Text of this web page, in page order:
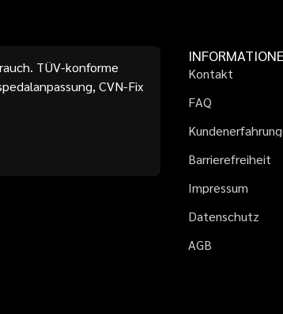
TÜV-konforme
CVN-Fix
Kontakt
FAQ
Kundenerfahrung
Barrierefreiheit
Impressum
Datenschutz
AGB